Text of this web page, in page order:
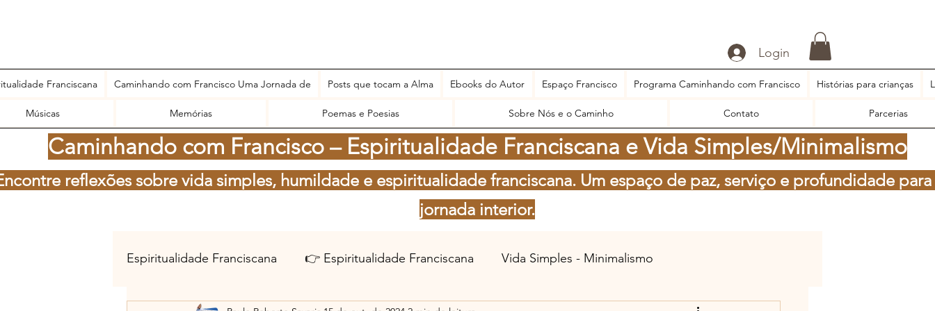
Login
Franciscana Caminhando com Francisco Uma Jornada de Posts que tocam a Alma Ebooks do Autor Espaço Francisco Programa Caminhando com Francisco Histórias para crianças
Músicas Memórias Poemas e Poesias Sobre Nós e o Caminho Contato Parcerias
Caminhando com Francisco – Espiritualidade Franciscana e Vida Simples/Minimalismo
reflexões sobre vida simples, humildade e espiritualidade franciscana. Um espaço de paz, serviço e profundidade para
jornada interior.
Espiritualidade Franciscana 👉 Espiritualidade Franciscana Vida Simples - Minimalismo